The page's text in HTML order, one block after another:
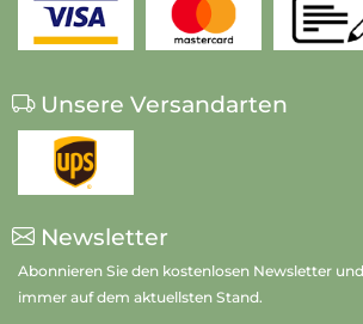
Unsere Versandarten
Newsletter
Abonnieren Sie den kostenlosen Newsletter
immer auf dem aktuellsten Stand.